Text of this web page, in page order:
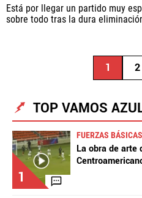
Está por llegar un partido muy
sobre todo tras la dura
1 2
TOP VAMOS
1
FUERZAS BÁSICAS
La obra de arte